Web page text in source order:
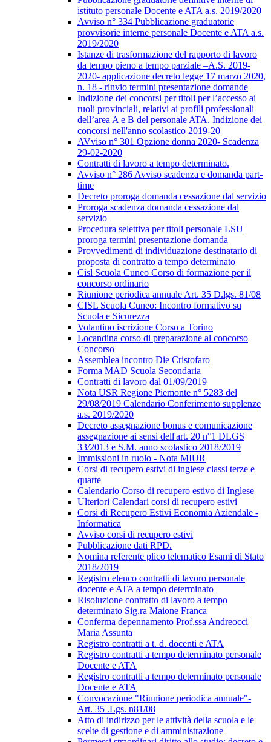
istituto personale Docente e ATA a.s. 2019/2020
Avviso n° 334 Pubblicazione graduatorie
provvisorie interne personale Docente e ATA a.s.
2019/2020
Istanze di trasformazione del rapporto di lavoro
da tempo pieno a tempo parziale –A.S. 2019-
2020- applicazione decreto legge 17 marzo 2020,
n. 18 - rinvio termini presentazione domande
Indizione dei concorsi per titoli per l’accesso ai
ruoli provinciali, relativi ai profili professionali
dell’area A e B del personale ATA. Indizione dei
concorsi nell'anno scolastico 2019-20
AVviso n° 301 Opzione donna 2020- Scadenza
29-02-2020
Contratti di lavoro a tempo determinato.
Avviso n° 286 Avviso scadenza e domanda part-
time
Decreto proroga domanda cessazione dal servizio
Proroga scadenza domanda cessazione dal
servizio
Procedura selettiva per titoli personale LSU
proroga termini presentazione domanda
Provvedimenti di individuazione destinatario di
proposta di contratto a tempo determinato
Cisl Scuola Cuneo Corso di formazione per il
concorso ordinario
Riunione periodica annuale Art. 35 D.lgs. 81/08
CISL Scuola Cuneo: Incontro formativo su
Scuola e Sicurezza
Volantino iscrizione Corso a Torino
Locandina corso di preparazione al concorso
Concorso
Assemblea incontro Die Cristofaro
Forma MAD Scuola Secondaria
Contratti di lavoro dal 01/09/2019
Nota USR Regione Piemonte n° 5283 del
29/08/2019 Calendario Conferimento supplenze
a.s. 2019/2020
Decreto assegnazione bonus e comunicazione
assegnazione ai sensi dell'art. 20 n°1 DLGS
33/2013 e S.M. anno scolastico 2018/2019
Immissioni in ruolo - Nota MIUR
Corsi di recupero estivi di inglese classi terze e
quarte
Calendario Corso di recupero estivo di Inglese
Ulteriori Calendari corsi di recupero estivi
Corsi di Recupero Estivi Economia Aziendale -
Informatica
Avviso corsi di recupero estivi
Pubblicazione dati RPD.
Nomina referente plico telematico Esami di Stato
2018/2019
Registro elenco contratti di lavoro personale
docente e ATA a tempo determinato
Risoluzione contratto di lavoro a tempo
determinato Sig.ra Maione Franca
Conferma depennamento Prof.ssa Andreocci
Maria Assunta
Registro contratti a t. d. docenti e ATA
Registro contratti a tempo determinato personale
Docente e ATA
Registro contratti a tempo determinato personale
Docente e ATA
Convocazione "Riunione periodica annuale"-
Art. 35 .Lgs. n81/08
Atto di indirizzo per le attività della scuola e le
scelte di gestione e di amministrazione